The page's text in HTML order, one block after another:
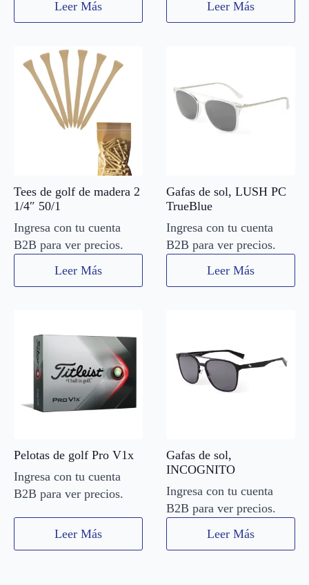
Leer Más
Leer Más
Tees de golf de madera 2
1/4″ 50/1
Ingresa con tu cuenta
B2B para ver precios.
Leer Más
Gafas de sol, LUSH PC
TrueBlue
Ingresa con tu cuenta
B2B para ver precios.
Leer Más
Pelotas de golf Pro V1x
Ingresa con tu cuenta
B2B para ver precios.
Leer Más
Gafas de sol,
INCOGNITO
Ingresa con tu cuenta
B2B para ver precios.
Leer Más